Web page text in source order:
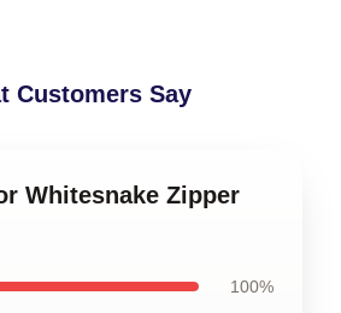
Customers Say
Whitesnake Zipper
100%